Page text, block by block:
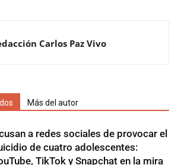
Carlos Paz Vivo
Más del autor
a redes sociales de provocar el
de cuatro adolescentes:
TikTok y Snapchat en la mira